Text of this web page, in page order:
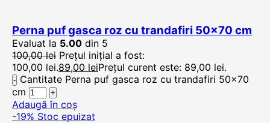
Perna puf gasca roz cu trandafiri 50×70 cm
Evaluat la 5.00 din 5
100,00lei Prețul inițial a fost:
100,00 lei.89,00 leiPrețul curent este: 89,00 lei.
Cantitate Perna puf gasca roz cu trandafiri 50x70
cm
Adaugă în coș
-19% Stoc epuizat